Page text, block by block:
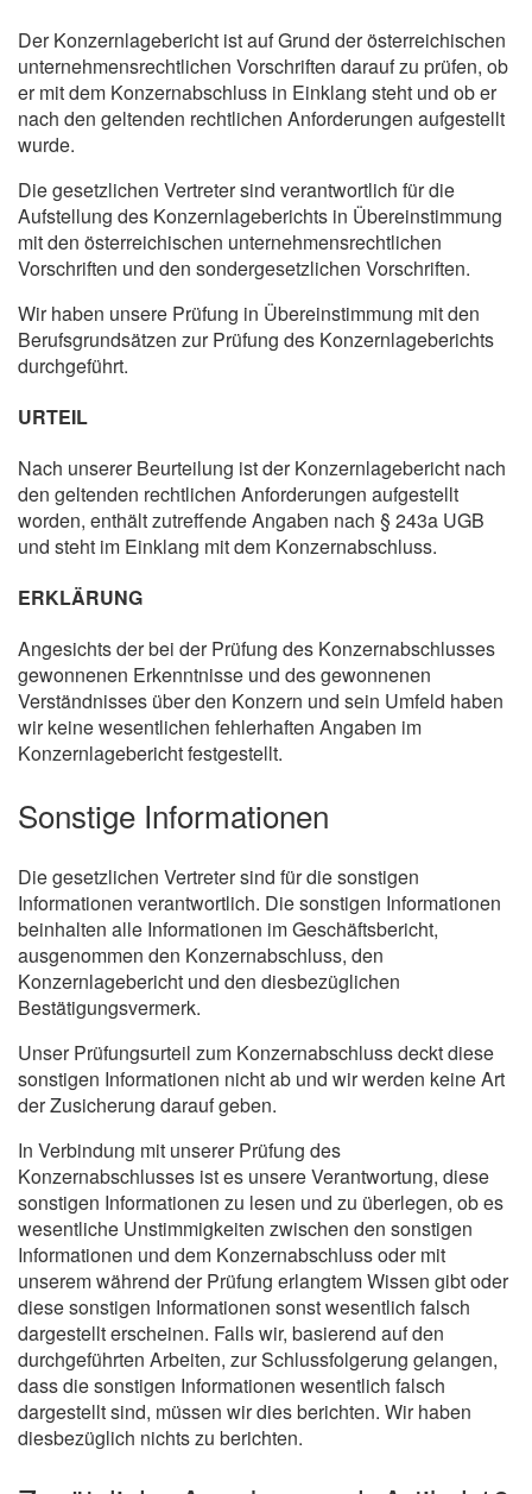
Der Konzernlagebericht ist auf Grund der österreichischen
unternehmensrechtlichen Vorschriften darauf zu prüfen, ob
er mit dem Konzernabschluss in Einklang steht und ob er
nach den geltenden rechtlichen Anforderungen aufgestellt
wurde.
Die gesetzlichen Vertreter sind verantwortlich für die
Aufstellung des Konzernlageberichts in Übereinstimmung
mit den österreichischen unternehmensrechtlichen
Vorschriften und den sondergesetzlichen Vorschriften.
Wir haben unsere Prüfung in Übereinstimmung mit den
Berufsgrundsätzen zur Prüfung des Konzernlageberichts
durchgeführt.
URTEIL
Nach unserer Beurteilung ist der Konzernlagebericht nach
den geltenden rechtlichen Anforderungen aufgestellt
worden, enthält zutreffende Angaben nach § 243a UGB
und steht im Einklang mit dem Konzernabschluss.
ERKLÄRUNG
Angesichts der bei der Prüfung des Konzernabschlusses
gewonnenen Erkenntnisse und des gewonnenen
Verständnisses über den Konzern und sein Umfeld haben
wir keine wesentlichen fehlerhaften Angaben im
Konzernlagebericht festgestellt.
Sonstige Informationen
Die gesetzlichen Vertreter sind für die sonstigen
Informationen verantwortlich. Die sonstigen Informationen
beinhalten alle Informationen im Geschäftsbericht,
ausgenommen den Konzernabschluss, den
Konzernlagebericht und den diesbezüglichen
Bestätigungsvermerk.
Unser Prüfungsurteil zum Konzernabschluss deckt diese
sonstigen Informationen nicht ab und wir werden keine Art
der Zusicherung darauf geben.
In Verbindung mit unserer Prüfung des
Konzernabschlusses ist es unsere Verantwortung, diese
sonstigen Informationen zu lesen und zu überlegen, ob es
wesentliche Unstimmigkeiten zwischen den sonstigen
Informationen und dem Konzernabschluss oder mit
unserem während der Prüfung erlangtem Wissen gibt oder
diese sonstigen Informationen sonst wesentlich falsch
dargestellt erscheinen. Falls wir, basierend auf den
durchgeführten Arbeiten, zur Schlussfolgerung gelangen,
dass die sonstigen Informationen wesentlich falsch
dargestellt sind, müssen wir dies berichten. Wir haben
diesbezüglich nichts zu berichten.